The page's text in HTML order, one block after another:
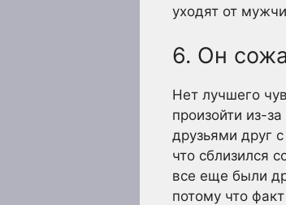
уходят от
6. Он
Нет лучшего
произойти из-
друзьями друг
что сблизился
все еще были
потому что